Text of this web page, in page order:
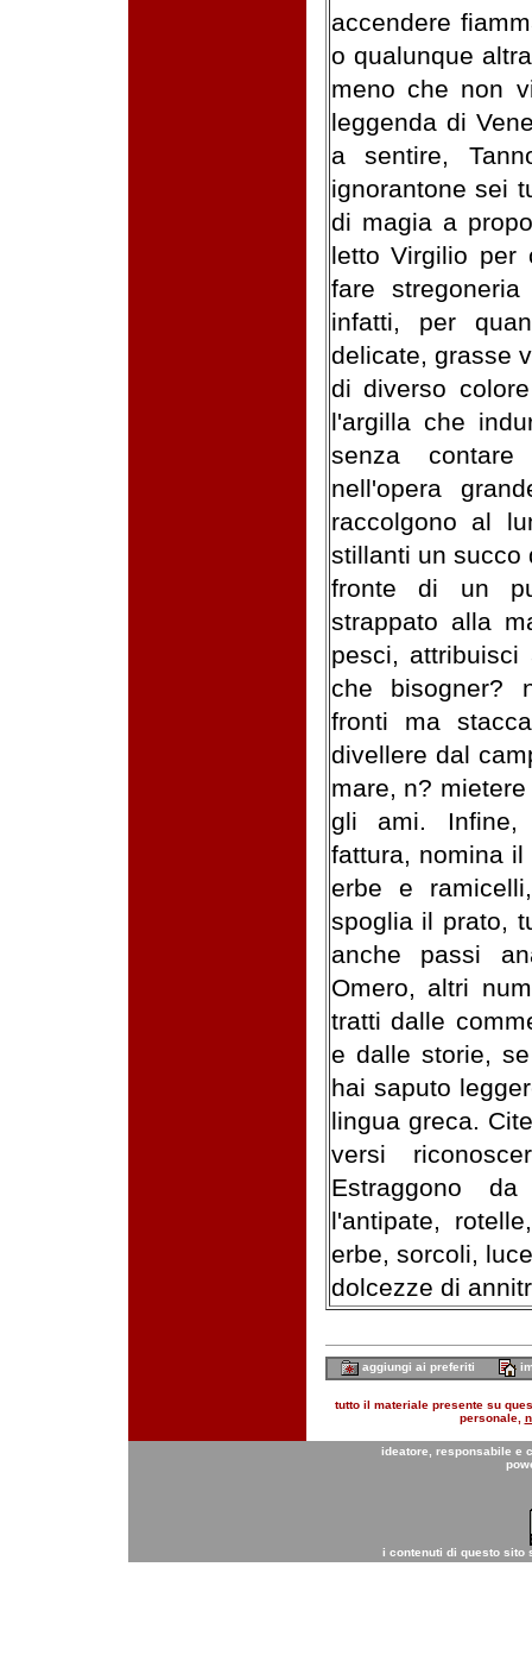
accendere
o qualunque
meno che non
leggenda di
a sentire,
ignorantone sei
di magia a
letto Virgilio per
fare
infatti, per
delicate, grasse
di diverso
l'argilla che
senza
nell'opera
raccolgono al
stillanti un succo
fronte di un
strappato alla
pesci,
che bisogner?
fronti ma
divellere dal
mare, n?
gli ami. Infine,
fattura, nomina
erbe e
spoglia il prato,
anche passi
Omero, altri
tratti dalle
e dalle storie,
hai saputo
lingua greca.
versi
Estraggono
l'antipate,
erbe, sorcoli,
dolcezze di
aggiungi ai preferiti
tutto il materiale presente su
personale,
ideatore, responsabile e
i contenuti di questo sito